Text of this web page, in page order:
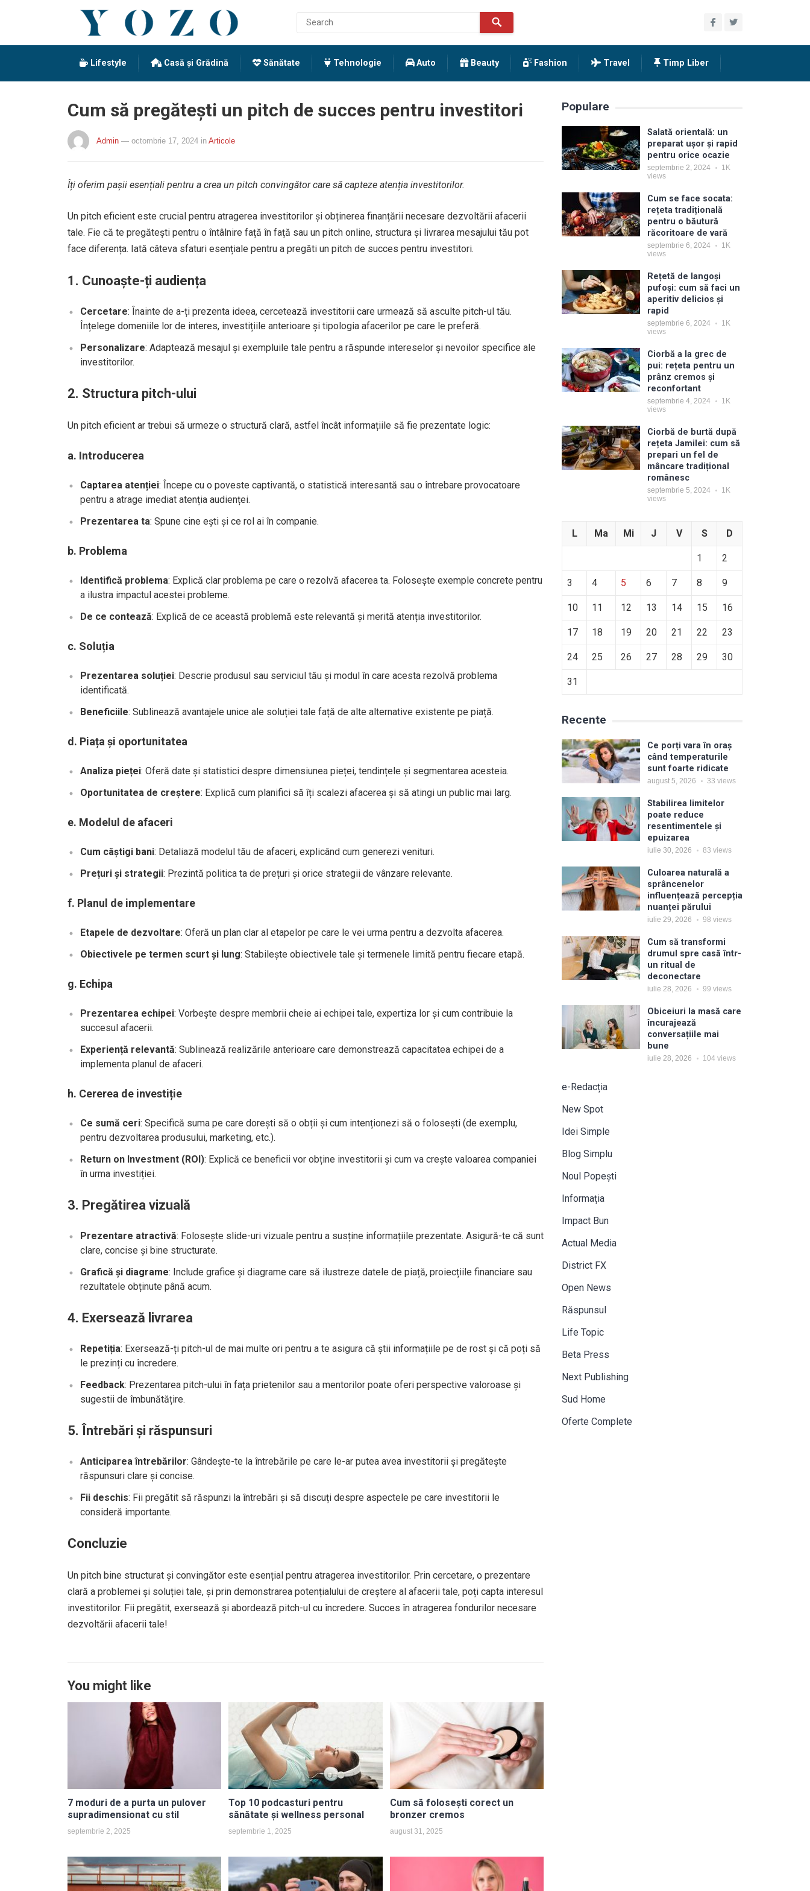
Lifestyle Casă și Grădină Sănătate Tehnologie Auto Beauty Fashion Travel Timp Liber
Cum să pregătești un pitch de succes pentru investitori
Admin — octombrie 17, 2024 in Articole
Îți oferim pașii esențiali pentru a crea un pitch convingător care să capteze atenția investitorilor.
Un pitch eficient este crucial pentru atragerea investitorilor și obținerea finanțării necesare dezvoltării afacerii
tale. Fie că te pregătești pentru o întâlnire față în față sau un pitch online, structura și livrarea mesajului tău pot
face diferența. Iată câteva sfaturi esențiale pentru a pregăti un pitch de succes pentru investitori.
1. Cunoaște-ți audiența
Cercetare: Înainte de a-ți prezenta ideea, cercetează investitorii care urmează să asculte pitch-ul tău.
Înțelege domeniile lor de interes, investițiile anterioare și tipologia afacerilor pe care le preferă.
Personalizare: Adaptează mesajul și exempluile tale pentru a răspunde intereselor și nevoilor specifice ale
investitorilor.
2. Structura pitch-ului
Un pitch eficient ar trebui să urmeze o structură clară, astfel încât informațiile să fie prezentate logic:
a. Introducerea
Captarea atenției: Începe cu o poveste captivantă, o statistică interesantă sau o întrebare provocatoare
pentru a atrage imediat atenția audienței.
Prezentarea ta: Spune cine ești și ce rol ai în companie.
b. Problema
Identifică problema: Explică clar problema pe care o rezolvă afacerea ta. Folosește exemple concrete pentru
a ilustra impactul acestei probleme.
De ce contează: Explică de ce această problemă este relevantă și merită atenția investitorilor.
c. Soluția
Prezentarea soluției: Descrie produsul sau serviciul tău și modul în care acesta rezolvă problema
identificată.
Beneficiile: Sublinează avantajele unice ale soluției tale față de alte alternative existente pe piață.
d. Piața și oportunitatea
Analiza pieței: Oferă date și statistici despre dimensiunea pieței, tendințele și segmentarea acesteia.
Oportunitatea de creștere: Explică cum planifici să îți scalezi afacerea și să atingi un public mai larg.
e. Modelul de afaceri
Cum câștigi bani: Detaliază modelul tău de afaceri, explicând cum generezi venituri.
Prețuri și strategii: Prezintă politica ta de prețuri și orice strategii de vânzare relevante.
f. Planul de implementare
Etapele de dezvoltare: Oferă un plan clar al etapelor pe care le vei urma pentru a dezvolta afacerea.
Obiectivele pe termen scurt și lung: Stabilește obiectivele tale și termenele limită pentru fiecare etapă.
g. Echipa
Prezentarea echipei: Vorbește despre membrii cheie ai echipei tale, expertiza lor și cum contribuie la
succesul afacerii.
Experiență relevantă: Sublinează realizările anterioare care demonstrează capacitatea echipei de a
implementa planul de afaceri.
h. Cererea de investiție
Ce sumă ceri: Specifică suma pe care dorești să o obții și cum intenționezi să o folosești (de exemplu,
pentru dezvoltarea produsului, marketing, etc.).
Return on Investment (ROI): Explică ce beneficii vor obține investitorii și cum va crește valoarea companiei
în urma investiției.
3. Pregătirea vizuală
Prezentare atractivă: Folosește slide-uri vizuale pentru a susține informațiile prezentate. Asigură-te că sunt
clare, concise și bine structurate.
Grafică și diagrame: Include grafice și diagrame care să ilustreze datele de piață, proiecțiile financiare sau
rezultatele obținute până acum.
4. Exersează livrarea
Repetiția: Exersează-ți pitch-ul de mai multe ori pentru a te asigura că știi informațiile pe de rost și că poți să
le prezinți cu încredere.
Feedback: Prezentarea pitch-ului în fața prietenilor sau a mentorilor poate oferi perspective valoroase și
sugestii de îmbunătățire.
5. Întrebări și răspunsuri
Anticiparea întrebărilor: Gândește-te la întrebările pe care le-ar putea avea investitorii și pregătește
răspunsuri clare și concise.
Fii deschis: Fii pregătit să răspunzi la întrebări și să discuți despre aspectele pe care investitorii le
consideră importante.
Concluzie
Un pitch bine structurat și convingător este esențial pentru atragerea investitorilor. Prin cercetare, o prezentare
clară a problemei și soluției tale, și prin demonstrarea potențialului de creștere al afacerii tale, poți capta interesul
investitorilor. Fii pregătit, exersează și abordează pitch-ul cu încredere. Succes în atragerea fondurilor necesare
dezvoltării afacerii tale!
You might like
7 moduri de a purta un pulover
supradimensionat cu stil
septembrie 2, 2025
Top 10 podcasturi pentru
sănătate și wellness personal
septembrie 1, 2025
Cum să folosești corect un
bronzer cremos
august 31, 2025
Populare
Salată orientală: un
preparat ușor și rapid
pentru orice ocazie
septembrie 2, 2024
1K
views
Cum se face socata:
rețeta tradițională
pentru o băutură
răcoritoare de vară
septembrie 6, 2024
1K
views
Rețetă de langoși
pufoși: cum să faci un
aperitiv delicios și
rapid
septembrie 6, 2024
1K
views
Ciorbă a la grec de
pui: rețeta pentru un
prânz cremos și
reconfortant
septembrie 4, 2024
1K
views
Ciorbă de burtă după
rețeta Jamilei: cum să
prepari un fel de
mâncare tradițional
românesc
septembrie 5, 2024
1K
views
L Ma Mi J V S D
1 2
3 4 5 6 7 8 9
10 11 12 13 14 15 16
17 18 19 20 21 22 23
24 25 26 27 28 29 30
31
Recente
Ce porți vara în oraș
când temperaturile
sunt foarte ridicate
august 5, 2026 33 views
Stabilirea limitelor
poate reduce
resentimentele și
epuizarea
iulie 30, 2026 83 views
Culoarea naturală a
sprâncenelor
influențează percepția
nuanței părului
iulie 29, 2026 98 views
Cum să transformi
drumul spre casă într-
un ritual de
deconectare
iulie 28, 2026 99 views
Obiceiuri la masă care
încurajează
conversațiile mai
bune
iulie 28, 2026 104 views
e-Redacția
New Spot
Idei Simple
Blog Simplu
Noul Popești
Informația
Impact Bun
Actual Media
District FX
Open News
Răspunsul
Life Topic
Beta Press
Next Publishing
Sud Home
Oferte Complete